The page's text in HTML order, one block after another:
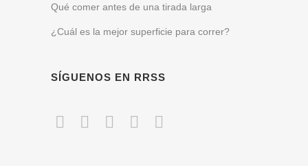
Qué comer antes de una tirada larga
¿Cuál es la mejor superficie para correr?
SÍGUENOS EN RRSS